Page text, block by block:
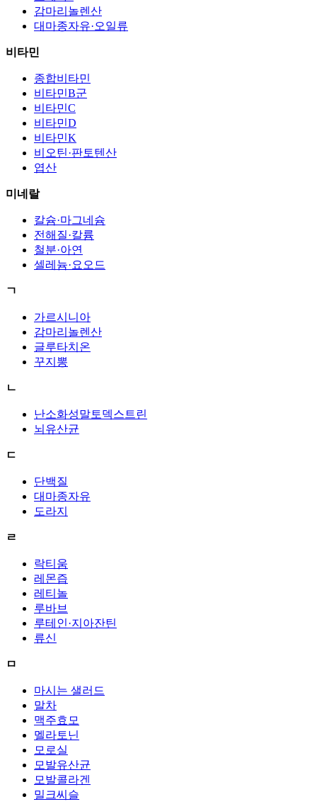
감마리놀렌산
대마종자유·오일류
비타민
종합비타민
비타민B군
비타민C
비타민D
비타민K
비오틴·판토텐산
엽산
미네랄
칼슘·마그네슘
전해질·칼륨
철분·아연
셀레늄·요오드
ㄱ
가르시니아
감마리놀렌산
글루타치온
꾸지뽕
ㄴ
난소화성말토덱스트린
뇌유산균
ㄷ
단백질
대마종자유
도라지
ㄹ
락티움
레몬즙
레티놀
루바브
루테인·지아잔틴
류신
ㅁ
마시는 샐러드
말차
맥주효모
멜라토닌
모로실
모발유산균
모발콜라겐
밀크씨슬